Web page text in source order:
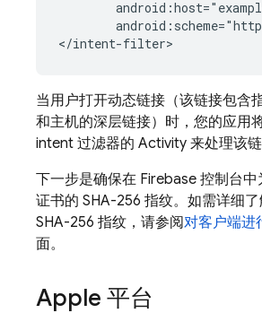
当用户打开动态链接（该链接包含
和主机的深层链接）时，您的应用
intent 过滤器的 Activity 来处理该链
下一步是确保在 Firebase 控制台中
证书的 SHA-256 指纹。如需详细
SHA-256 指纹，请参阅对客户端进
面。
Apple 平台